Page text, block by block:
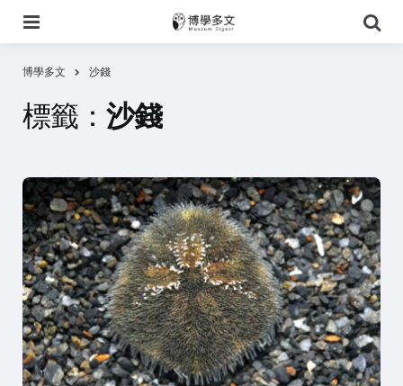
尋
博學多文 沙錢
標籤： 沙錢